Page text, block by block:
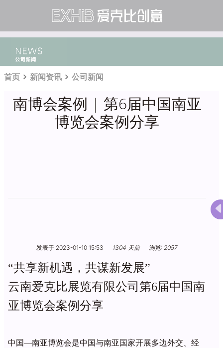
首页 新闻资讯 公司新闻
南博会案例 | 第6届中国南亚
博览会案例分享
发表于 2023-01-10 15:53 1304 天前 浏览: 2057
“共享新机遇，共谋新发展”
云南爱克比展览有限公司第6届中国南
亚博览会案例分享
中国—南亚博览会是中国与南亚国家开展多边外交、经